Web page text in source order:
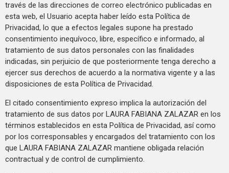
través de las direcciones de correo electrónico publicadas en
esta web, el Usuario acepta haber leído esta Política de
Privacidad, lo que a efectos legales supone ha prestado
consentimiento inequívoco, libre, específico e informado, al
tratamiento de sus datos personales con las finalidades
indicadas, sin perjuicio de que posteriormente tenga derecho a
ejercer sus derechos de acuerdo a la normativa vigente y a las
disposiciones de esta Política de Privacidad.
El citado consentimiento expreso implica la autorización del
tratamiento de sus datos por LAURA FABIANA ZALAZAR en los
términos establecidos en esta Política de Privacidad, así como
por los corresponsables y encargados del tratamiento con los
que LAURA FABIANA ZALAZAR mantiene obligada relación
contractual y de control de cumplimiento.